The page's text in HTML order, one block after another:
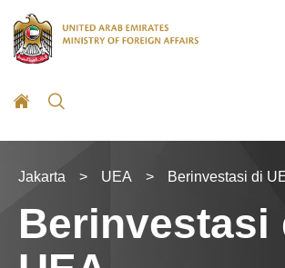
Jakarta > UEA > Berinvestasi di
Berinvestasi